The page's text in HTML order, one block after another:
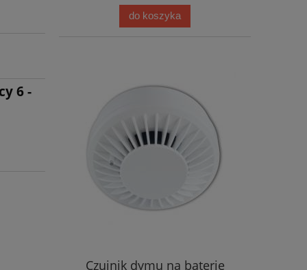
6 -
do koszyka
Czujnik dymu na baterie